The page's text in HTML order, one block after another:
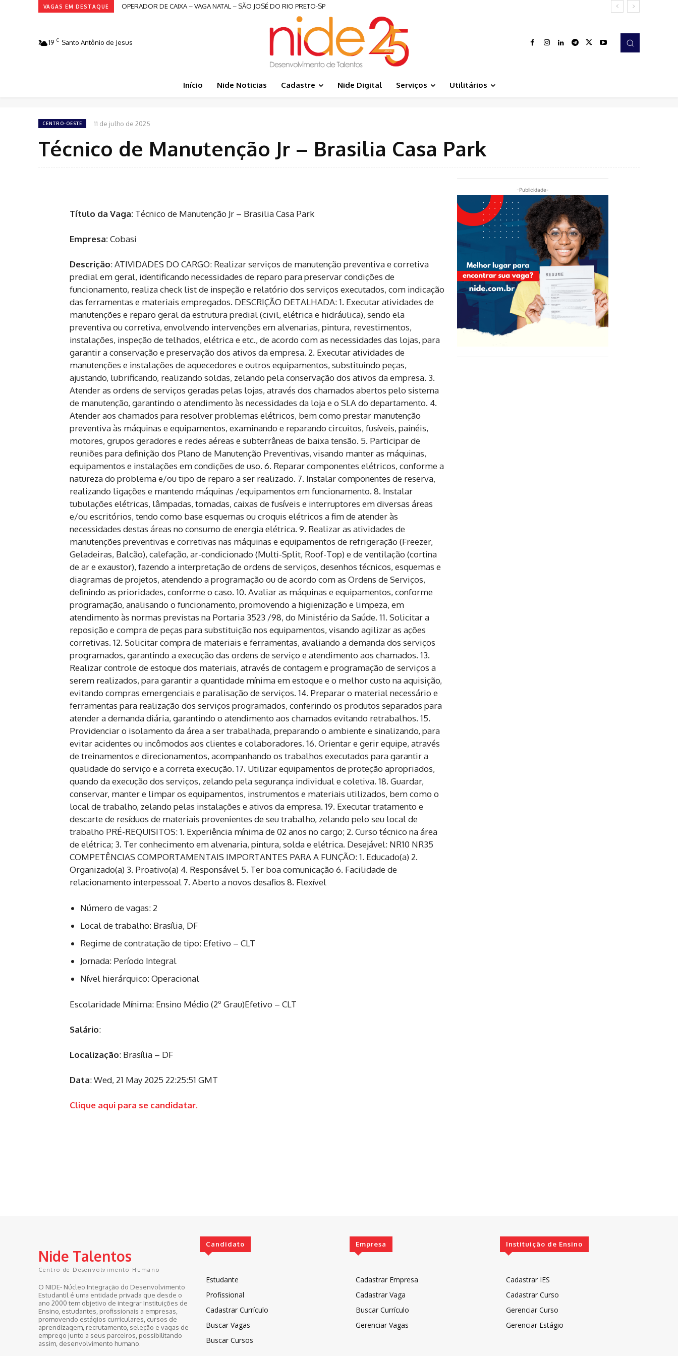
VAGAS EM DESTAQUE OPERADOR DE CAIXA – VAGA NATAL – SÃO JOSÉ DO RIO PRETO-SP
19 C Santo Antônio de Jesus
Início Nide Noticias Cadastre Nide Digital Serviços Utilitários
CENTRO-OESTE 11 de julho de 2025
Técnico de Manutenção Jr – Brasilia Casa Park
Título da Vaga: Técnico de Manutenção Jr – Brasilia Casa Park
Empresa:Cobasi
Descrição: ATIVIDADES DO CARGO: Realizar serviços de manutenção preventiva e corretiva
predial em geral, identificando necessidades de reparo para preservar condições de
funcionamento, realiza check list de inspeção e relatório dos serviços executados, com indicação
das ferramentas e materiais empregados. DESCRIÇÃO DETALHADA: 1. Executar atividades de
manutenções e reparo geral da estrutura predial (civil, elétrica e hidráulica), sendo ela
preventiva ou corretiva, envolvendo intervenções em alvenarias, pintura, revestimentos,
instalações, inspeção de telhados, elétrica e etc., de acordo com as necessidades das lojas, para
garantir a conservação e preservação dos ativos da empresa. 2. Executar atividades de
manutenções e instalações de aquecedores e outros equipamentos, substituindo peças,
ajustando, lubrificando, realizando soldas, zelando pela conservação dos ativos da empresa. 3.
Atender as ordens de serviços geradas pelas lojas, através dos chamados abertos pelo sistema
de manutenção, garantindo o atendimento às necessidades da loja e o SLA do departamento. 4.
Atender aos chamados para resolver problemas elétricos, bem como prestar manutenção
preventiva às máquinas e equipamentos, examinando e reparando circuitos, fusíveis, painéis,
motores, grupos geradores e redes aéreas e subterrâneas de baixa tensão. 5. Participar de
reuniões para definição dos Plano de Manutenção Preventivas, visando manter as máquinas,
equipamentos e instalações em condições de uso. 6. Reparar componentes elétricos, conforme a
natureza do problema e/ou tipo de reparo a ser realizado. 7. Instalar componentes de reserva,
realizando ligações e mantendo máquinas /equipamentos em funcionamento. 8. Instalar
tubulações elétricas, lâmpadas, tomadas, caixas de fusíveis e interruptores em diversas áreas
e/ou escritórios, tendo como base esquemas ou croquis elétricos a fim de atender às
necessidades destas áreas no consumo de energia elétrica. 9. Realizar as atividades de
manutenções preventivas e corretivas nas máquinas e equipamentos de refrigeração (Freezer,
Geladeiras, Balcão), calefação, ar-condicionado (Multi-Split, Roof-Top) e de ventilação (cortina
de ar e exaustor), fazendo a interpretação de ordens de serviços, desenhos técnicos, esquemas e
diagramas de projetos, atendendo a programação ou de acordo com as Ordens de Serviços,
definindo as prioridades, conforme o caso. 10. Avaliar as máquinas e equipamentos, conforme
programação, analisando o funcionamento, promovendo a higienização e limpeza, em
atendimento às normas previstas na Portaria 3523 /98, do Ministério da Saúde. 11. Solicitar a
reposição e compra de peças para substituição nos equipamentos, visando agilizar as ações
corretivas. 12. Solicitar compra de materiais e ferramentas, avaliando a demanda dos serviços
programados, garantindo a execução das ordens de serviço e atendimento aos chamados. 13.
Realizar controle de estoque dos materiais, através de contagem e programação de serviços a
serem realizados, para garantir a quantidade mínima em estoque e o melhor custo na aquisição,
evitando compras emergenciais e paralisação de serviços. 14. Preparar o material necessário e
ferramentas para realização dos serviços programados, conferindo os produtos separados para
atender a demanda diária, garantindo o atendimento aos chamados evitando retrabalhos. 15.
Providenciar o isolamento da área a ser trabalhada, preparando o ambiente e sinalizando, para
evitar acidentes ou incômodos aos clientes e colaboradores. 16. Orientar e gerir equipe, através
de treinamentos e direcionamentos, acompanhando os trabalhos executados para garantir a
qualidade do serviço e a correta execução. 17. Utilizar equipamentos de proteção apropriados,
quando da execução dos serviços, zelando pela segurança individual e coletiva. 18. Guardar,
conservar, manter e limpar os equipamentos, instrumentos e materiais utilizados, bem como o
local de trabalho, zelando pelas instalações e ativos da empresa. 19. Executar tratamento e
descarte de resíduos de materiais provenientes de seu trabalho, zelando pelo seu local de
trabalho PRÉ-REQUISITOS: 1. Experiência mínima de 02 anos no cargo; 2. Curso técnico na área
de elétrica; 3. Ter conhecimento em alvenaria, pintura, solda e elétrica. Desejável: NR10 NR35
COMPETÊNCIAS COMPORTAMENTAIS IMPORTANTES PARA A FUNÇÃO: 1. Educado(a) 2.
Organizado(a) 3. Proativo(a) 4. Responsável 5. Ter boa comunicação 6. Facilidade de
relacionamento interpessoal 7. Aberto a novos desafios 8. Flexível
Número de vagas: 2
Local de trabalho: Brasília, DF
Regime de contratação de tipo: Efetivo – CLT
Jornada: Período Integral
Nível hierárquico: Operacional
Escolaridade Mínima: Ensino Médio (2º Grau)Efetivo – CLT
Salário:
Localização: Brasília – DF
Data: Wed, 21 May 2025 22:25:51 GMT
Clique aqui para se candidatar.
-Publicidade-
Nide Talentos
Centro de Desenvolvimento Humano
O NIDE- Núcleo Integração do Desenvolvimento
Estudantil é uma entidade privada que desde o
ano 2000 tem objetivo de integrar Instituições de
Ensino, estudantes, profissionais a empresas,
promovendo estágios curriculares, cursos de
aprendizagem, recrutamento, seleção e vagas de
emprego junto a seus parceiros, possibilitando
assim, desenvolvimento humano.
Candidato
Estudante
Profissional
Cadastrar Currículo
Buscar Vagas
Buscar Cursos
Empresa
Cadastrar Empresa
Cadastrar Vaga
Buscar Currículo
Gerenciar Vagas
Instituição de Ensino
Cadastrar IES
Cadastrar Curso
Gerenciar Curso
Gerenciar Estágio